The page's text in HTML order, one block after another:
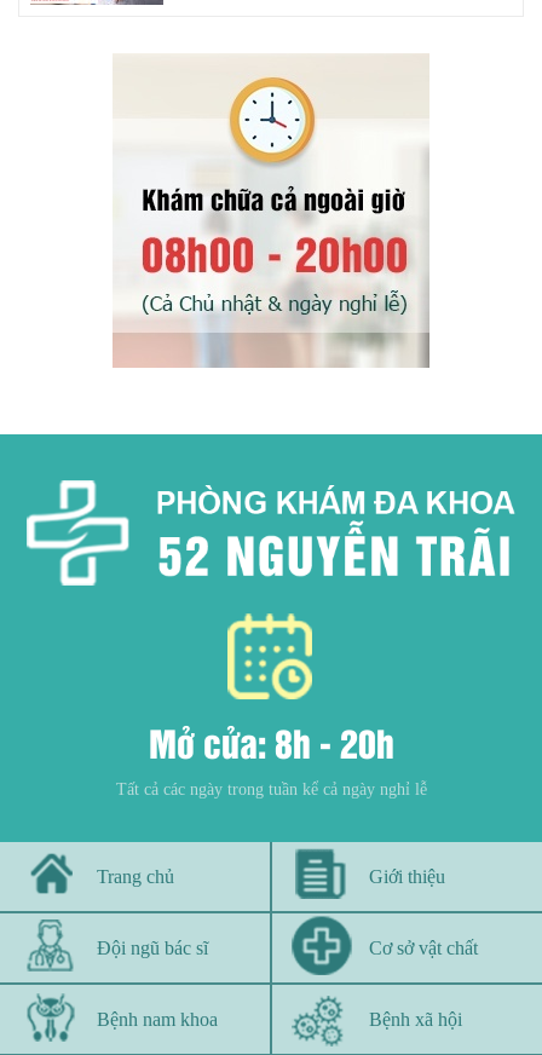
Mở cửa: 8h - 20h
Tất cả các ngày trong tuần kể cả ngày nghỉ lễ
Trang chủ Giới thiệu
Đội ngũ bác sĩ Cơ sở vật chất
Bệnh nam khoa Bệnh xã hội